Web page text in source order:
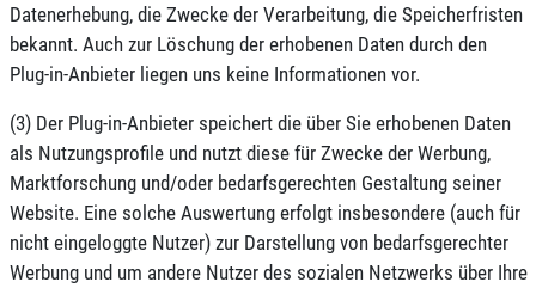
Datenerhebung, die Zwecke der Verarbeitung, die Speicherfristen
bekannt. Auch zur Löschung der erhobenen Daten durch den
Plug-in-Anbieter liegen uns keine Informationen vor.
(3) Der Plug-in-Anbieter speichert die über Sie erhobenen Daten
als Nutzungsprofile und nutzt diese für Zwecke der Werbung,
Marktforschung und/oder bedarfsgerechten Gestaltung seiner
Website. Eine solche Auswertung erfolgt insbesondere (auch für
nicht eingeloggte Nutzer) zur Darstellung von bedarfsgerechter
Werbung und um andere Nutzer des sozialen Netzwerks über Ihre